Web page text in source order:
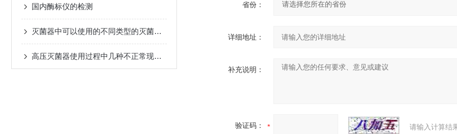
国内酶标仪的检测
灭菌器中可以使用的不同类型的灭菌介质有哪些？
高压灭菌器使用过程中几种不正常现象的解析
省份：
详细地址：
补充说明：
验证码： 请输入计算结